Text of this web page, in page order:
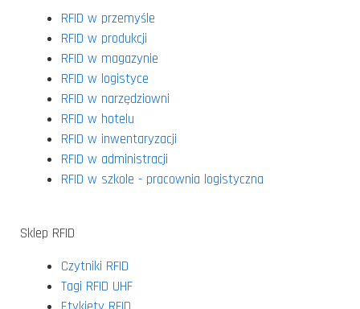
RFID w przemyśle
RFID w produkcji
RFID w magazynie
RFID w logistyce
RFID w narzędziowni
RFID w hotelu
RFID w inwentaryzacji
RFID w administracji
RFID w szkole - pracownia logistyczna
Sklep RFID
Czytniki RFID
Tagi RFID UHF